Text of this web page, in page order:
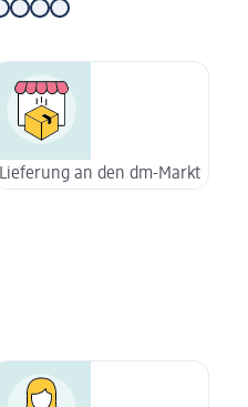
Lieferung an den dm-Markt